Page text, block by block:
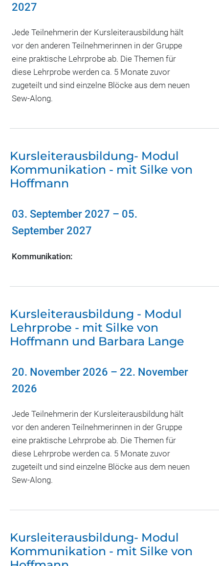
2027
Jede Teilnehmerin der Kursleiterausbildung hält
vor den anderen Teilnehmerinnen in der Gruppe
eine praktische Lehrprobe ab. Die Themen für
diese Lehrprobe werden ca. 5 Monate zuvor
zugeteilt und sind einzelne Blöcke aus dem neuen
Sew-Along.
Kursleiterausbildung- Modul
Kommunikation - mit Silke von
Hoffmann
03. September 2027 – 05.
September 2027
Kommunikation:
Kursleiterausbildung - Modul
Lehrprobe - mit Silke von
Hoffmann und Barbara Lange
20. November 2026 – 22. November
2026
Jede Teilnehmerin der Kursleiterausbildung hält
vor den anderen Teilnehmerinnen in der Gruppe
eine praktische Lehrprobe ab. Die Themen für
diese Lehrprobe werden ca. 5 Monate zuvor
zugeteilt und sind einzelne Blöcke aus dem neuen
Sew-Along.
Kursleiterausbildung- Modul
Kommunikation - mit Silke von